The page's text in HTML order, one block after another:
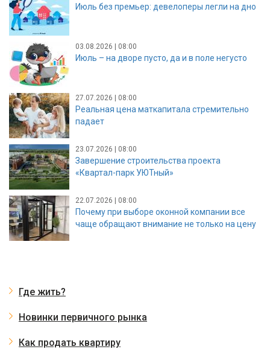
Июль без премьер: девелоперы легли на дно
03.08.2026 | 08:00
Июль – на дворе пусто, да и в поле негусто
27.07.2026 | 08:00
Реальная цена маткапитала стремительно
падает
23.07.2026 | 08:00
Завершение строительства проекта
«Квартал-парк УЮТный»
22.07.2026 | 08:00
Почему при выборе оконной компании все
чаще обращают внимание не только на цену
Где жить?
Новинки первичного рынка
Как продать квартиру